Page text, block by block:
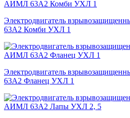
Электродвигатель
63А2 Комби УХЛ 1
Электродвигатель
63А2 Фланец УХЛ 1